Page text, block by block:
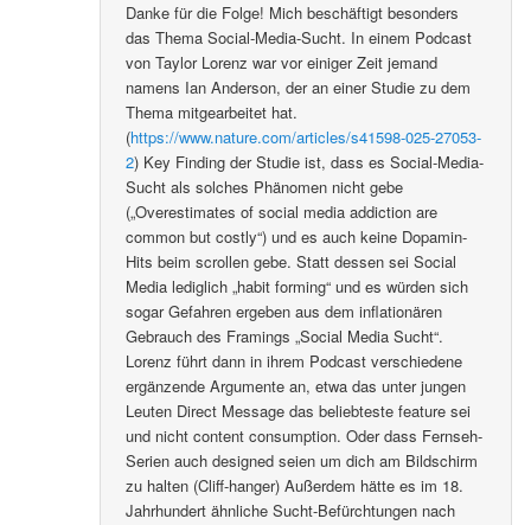
Danke für die Folge! Mich beschäftigt besonders
das Thema Social-Media-Sucht. In einem Podcast
von Taylor Lorenz war vor einiger Zeit jemand
namens Ian Anderson, der an einer Studie zu dem
Thema mitgearbeitet hat.
(https://www.nature.com/articles/s41598-025-27053-
2) Key Finding der Studie ist, dass es Social-Media-
Sucht als solches Phänomen nicht gebe
(„Overestimates of social media addiction are
common but costly“) und es auch keine Dopamin-
Hits beim scrollen gebe. Statt dessen sei Social
Media lediglich „habit forming“ und es würden sich
sogar Gefahren ergeben aus dem inflationären
Gebrauch des Framings „Social Media Sucht“.
Lorenz führt dann in ihrem Podcast verschiedene
ergänzende Argumente an, etwa das unter jungen
Leuten Direct Message das beliebteste feature sei
und nicht content consumption. Oder dass Fernseh-
Serien auch designed seien um dich am Bildschirm
zu halten (Cliff-hanger) Außerdem hätte es im 18.
Jahrhundert ähnliche Sucht-Befürchtungen nach